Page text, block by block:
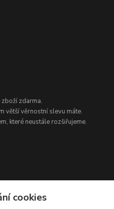
zdarma.
větší věrnostní slevu máte.
které neustále rozšiřujeme.
cookies